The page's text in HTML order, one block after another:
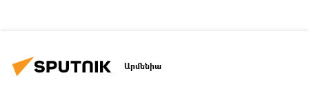
Արմենիա